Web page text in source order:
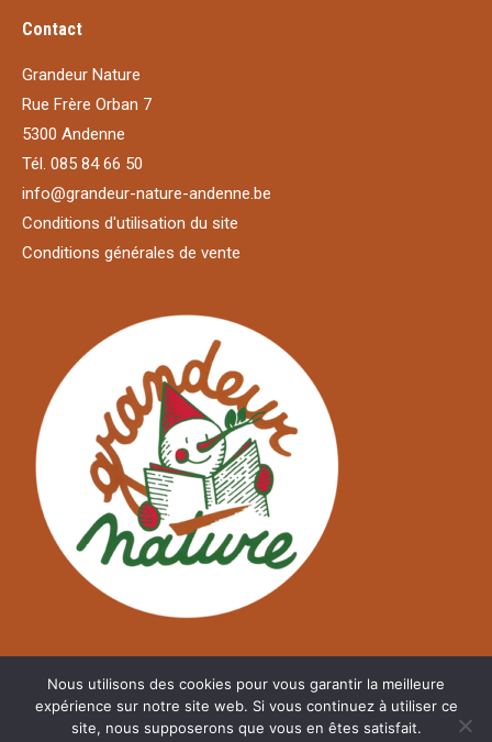
Contact
Grandeur Nature
Rue Frère Orban 7
5300 Andenne
Tél. 085 84 66 50
info@grandeur-nature-andenne.be
Conditions d'utilisation du site
Conditions générales de vente
Nous utilisons des cookies pour vous garantir la meilleure
expérience sur notre site web. Si vous continuez à utiliser ce
site, nous supposerons que vous en êtes satisfait.